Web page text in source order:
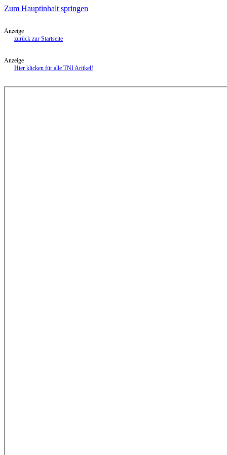
Zum Hauptinhalt springen
Anzeige
zurück zur Startseite
Anzeige
Hier klicken für alle TNI Artikel!